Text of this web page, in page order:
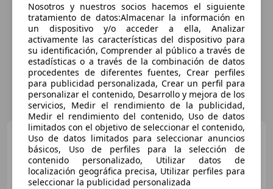
Volvo XC90 XC90 D5
Momentum Geartronic 185
Momentum
Nosotros y nuestros socios hacemos el siguiente
tratamiento de datos:Almacenar la información en
un dispositivo y/o acceder a ella, Analizar
activamente las características del dispositivo para
su identificación, Comprender al público a través de
estadísticas o a través de la combinación de datos
procedentes de diferentes fuentes, Crear perfiles
para publicidad personalizada, Crear un perfil para
personalizar el contenido, Desarrollo y mejora de los
servicios, Medir el rendimiento de la publicidad,
Medir el rendimiento del contenido, Uso de datos
limitados con el objetivo de seleccionar el contenido,
Uso de datos limitados para seleccionar anuncios
básicos, Uso de perfiles para la selección de
contenido personalizado, Utilizar datos de
localización geográfica precisa, Utilizar perfiles para
seleccionar la publicidad personalizada